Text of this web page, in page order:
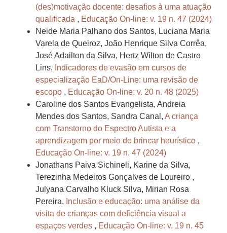
(des)motivação docente: desafios à uma atuação
qualificada , Educação On-line: v. 19 n. 47 (2024)
Neide Maria Palhano dos Santos, Luciana Maria
Varela de Queiroz, João Henrique Silva Corrêa,
José Adailton da Silva, Hertz Wilton de Castro
Lins, Indicadores de evasão em cursos de
especialização EaD/On-Line: uma revisão de
escopo , Educação On-line: v. 20 n. 48 (2025)
Caroline dos Santos Evangelista, Andreia
Mendes dos Santos, Sandra Canal, A criança
com Transtorno do Espectro Autista e a
aprendizagem por meio do brincar heurístico ,
Educação On-line: v. 19 n. 47 (2024)
Jonathans Paiva Sichineli, Karine da Silva,
Terezinha Medeiros Gonçalves de Loureiro ,
Julyana Carvalho Kluck Silva, Mirian Rosa
Pereira, Inclusão e educação: uma análise da
visita de crianças com deficiência visual a
espaços verdes , Educação On-line: v. 19 n. 45